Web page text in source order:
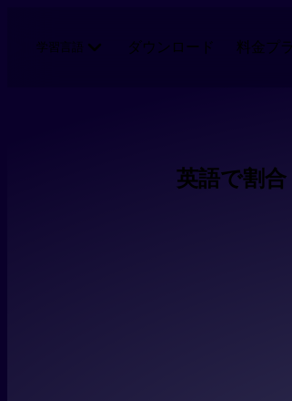
学習言語 ダウンロード 料金プ
英語で割